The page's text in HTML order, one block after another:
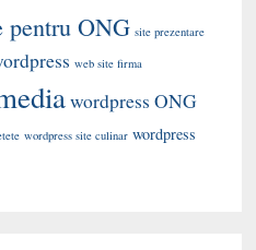
pentru ONG site prezentare
web site firma
wordpress ONG
wordpress site culinar wordpress